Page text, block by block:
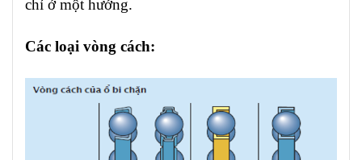
chỉ ở một hướng.
Các loại vòng cách: